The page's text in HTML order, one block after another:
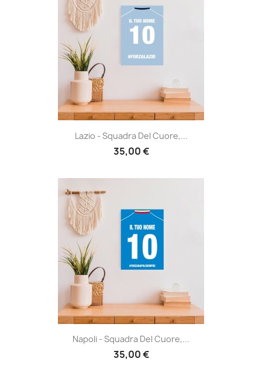
Lazio - Squadra Del Cuore,...
35,00 €
Napoli - Squadra Del Cuore,...
35,00 €